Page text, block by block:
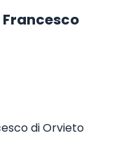
di Orvieto